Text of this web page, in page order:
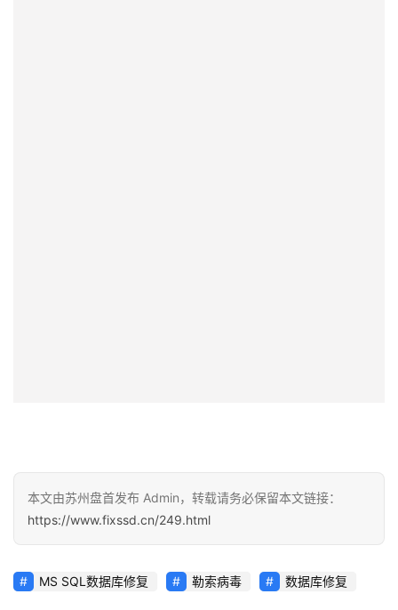
本文由苏州盘首发布 Admin，转载请务必保留本文链接：
https://www.fixssd.cn/249.html
MS SQL数据库修复 勒索病毒 数据库修复